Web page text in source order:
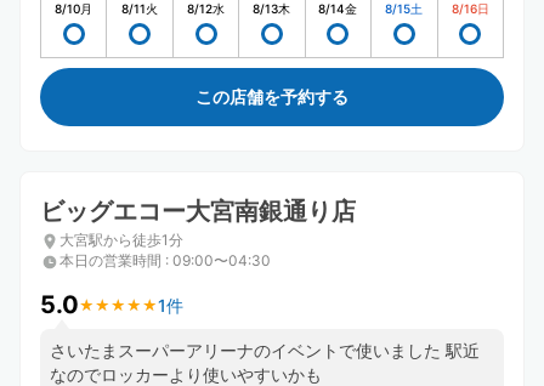
8/10月 8/11火 8/12水 8/13木 8/14金 8/15土 8/16日
この店舗を予約する
ビッグエコー大宮南銀通り店
大宮駅から徒歩1分
本日の営業時間 : 09:00〜04:30
5.0★ ★ ★ ★ ★
★ ★ ★ ★ ★1件
さいたまスーパーアリーナのイベントで使いました 駅近
なのでロッカーより使いやすいかも